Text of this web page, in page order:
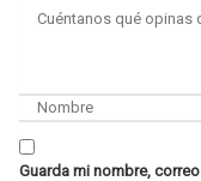
Guarda mi nombre,